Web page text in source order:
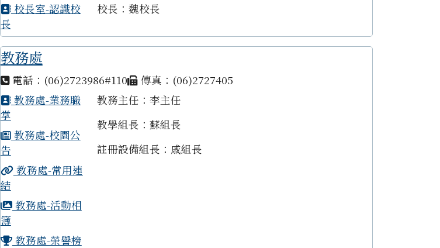
校長室-認識校
長
校長：魏校長
教務處
電話：(06)2723986#110
傳真：(06)2727405
教務處-業務職
掌
教務處-校園公
告
教務處-常用連
結
教務處-活動相
簿
教務處-榮譽榜
教務主任：李主任
教學組長：蘇組長
註冊設備組長：戚組長